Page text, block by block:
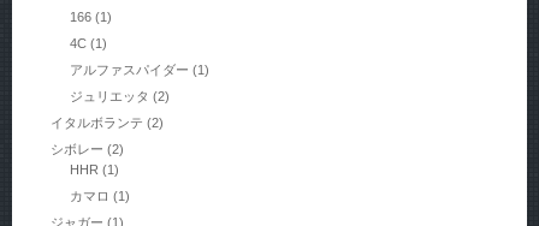
166 (1)
4C (1)
アルファスパイダー (1)
ジュリエッタ (2)
イタルボランテ (2)
シボレー (2)
HHR (1)
カマロ (1)
ジャガー (1)